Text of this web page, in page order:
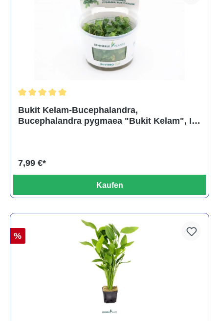
Bukit Kelam-Bucephalandra,
Bucephalandra pygmaea "Bukit Kelam", In
7,99 €*
Kaufen
%